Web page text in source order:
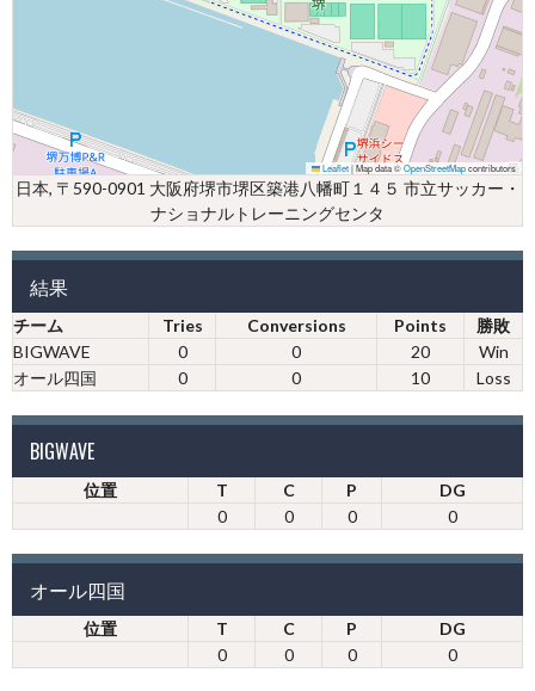
Leaflet|Map data ©OpenStreetMapcontributors
日本, 〒590-0901 大阪府堺市堺区築港八幡町１４５ 市立サッカー・
ナショナルトレーニングセンタ
結果
チーム Tries Conversions Points
勝敗
BIGWAVE
0 0 20
Win
オール四国
0 0 10 Loss
BIGWAVE
位置 T C P
DG
0
0 0 0
オール四国
位置 T C P
DG
0
0 0 0